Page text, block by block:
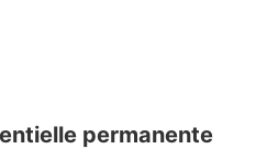
permanente